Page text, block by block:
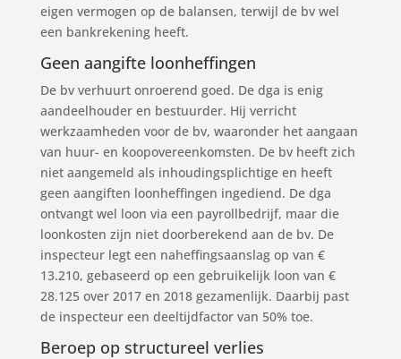
eigen vermogen op de balansen, terwijl de bv wel
een bankrekening heeft.
Geen aangifte loonheffingen
De bv verhuurt onroerend goed. De dga is enig
aandeelhouder en bestuurder. Hij verricht
werkzaamheden voor de bv, waaronder het aangaan
van huur- en koopovereenkomsten. De bv heeft zich
niet aangemeld als inhoudingsplichtige en heeft
geen aangiften loonheffingen ingediend. De dga
ontvangt wel loon via een payrollbedrijf, maar die
loonkosten zijn niet doorberekend aan de bv. De
inspecteur legt een naheffingsaanslag op van €
13.210, gebaseerd op een gebruikelijk loon van €
28.125 over 2017 en 2018 gezamenlijk. Daarbij past
de inspecteur een deeltijdfactor van 50% toe.
Beroep op structureel verlies